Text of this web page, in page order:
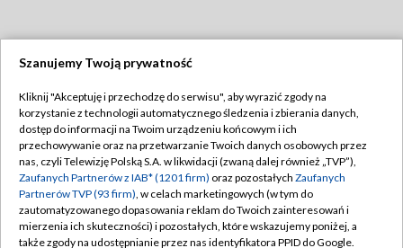
TVP
Abonament TVP
Emisja w TVP
Centrum informacji TVP
Naziemna Telewizja Cyfrowa
Regulamin TVP
Polityka prywatności
Moje zgody
Pomoc
Szanujemy Twoją prywatność
Kliknij "Akceptuję i przechodzę do serwisu", aby wyrazić zgody na
korzystanie z technologii automatycznego śledzenia i zbierania danych,
dostęp do informacji na Twoim urządzeniu końcowym i ich
przechowywanie oraz na przetwarzanie Twoich danych osobowych przez
nas, czyli Telewizję Polską S.A. w likwidacji (zwaną dalej również „TVP”),
Zaufanych Partnerów z IAB* (1201 firm) oraz pozostałych Zaufanych
Partnerów TVP (93 firm), w celach marketingowych (w tym do
zautomatyzowanego dopasowania reklam do Twoich zainteresowań i
mierzenia ich skuteczności) i pozostałych, które wskazujemy poniżej, a
także zgody na udostępnianie przez nas identyfikatora PPID do Google.